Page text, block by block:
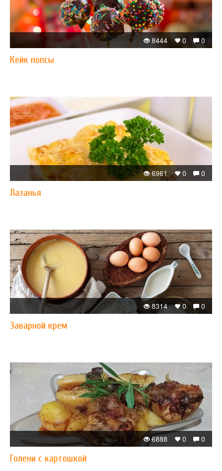
0
0
8444
Кейк попсы
0
0
6961
Лазанья
0
0
8314
Заварной крем
0
0
6888
Голени с картошкой